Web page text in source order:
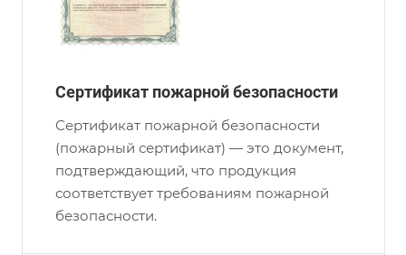
Сертификат пожарной безопасности
Сертификат пожарной безопасности
(пожарный сертификат) — это документ,
подтверждающий, что продукция
соответствует требованиям пожарной
безопасности.